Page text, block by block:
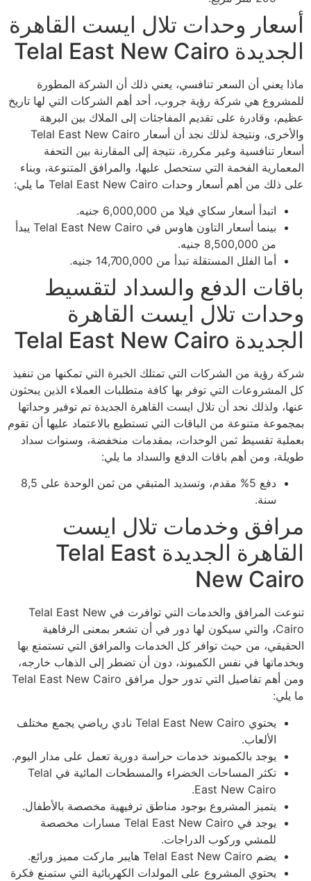
أسعار وحدات تلال ايست القاهرة
الجديدة Telal East New Cairo
ماذا يعني أن السعر تنافسي، يعني ذلك أن الشركة المطورة
للمشروع هي شركة رؤية جروب، أحد أهم الشركات التي لها تاريخ
عظيم، وقادرة على تقديم المفاجئات إلى الملاك بين البرهة
والأخرى، ونتيجة لذلك نجد أن أسعار Telal East New Cairo
أسعار تنافسية وغير مكررة، نتيجة إلى المقارنة بين التحفة
المعمارية الفخمة التي ستحصل عليها، والمرافق المتنوعة، وبناء
على ذلك من أهم أسعار وحدات Telal East New Cairo ما يلي:
اتبدأ أسعار سكاي فيلا من 6,000,000 جنيه.
بينما أسعار التاون هاوس في Telal East New Cairo يبدأ
من 8,500,000 جنيه.
أما الفلل المستقلة تبدأ من 14,700,000 جنيه.
باقات الدفع والسداد لتقسيط
وحدات تلال ايست القاهرة
الجديدة Telal East New Cairo
شركة رؤية من الشركات التي تمتلك الخبرة التي تمكنها من تنفيذ
كل المشروعات التي توفر بها كافة متطلبات العملاء الذين يبحثون
عنها، ولذلك نحد أن تلال ايست القاهرة الجديدة تم توفير وحداتها
بمجموعة متنوعة من الباقات التي تستطيع بالاعتماد عليها أن تقوم
بعملية تقسيط ثمن الوحدات، بمقدمات منخفضة، وسنوات سداد
طويلة، ومن أهم باقات الدفع والسداد ما يلي:
دفع 5% مقدم، وتسديد المتبقي من ثمن الوحدة على 8,5
سنة.
مرافق وخدمات تلال ايست
القاهرة الجديدة Telal East
New Cairo
تنوعت المرافق والخدمات التي توافرت في Telal East New
Cairo، والتي سيكون لها دور في أن تشعر بمعنى الرفاهية
الحقيقي، من حيث توافر كل الخدمات والمرافق التي تستمتع بها
وبخدماتها في نفس الكمبوند، دون أن تضطر إلى الذهاب خارجه،
ومن أهم تفاصيل التي تدور حول مرافق Telal East New Cairo
ما يلي:
يحتوي Telal East New Cairo نادي رياضي يجمع مختلف
الألعاب.
يوجد بالكمبوند خدمات حراسة دورية تعمل على مدار اليوم.
تكثر المساحات الخضراء والمسطحات المائية في Telal
East New Cairo.
يتميز المشروع بوجود مناطق ترفيهية مخصصة بالأطفال.
يوجد في Telal East New Cairo مسارات مخصصة
للمشي وركوب الدراجات.
يضم Telal East New Cairo هايبر ماركت مميز ورائع.
يحتوي المشروع على المولدات الكهربائية التي ستمنع فكرة